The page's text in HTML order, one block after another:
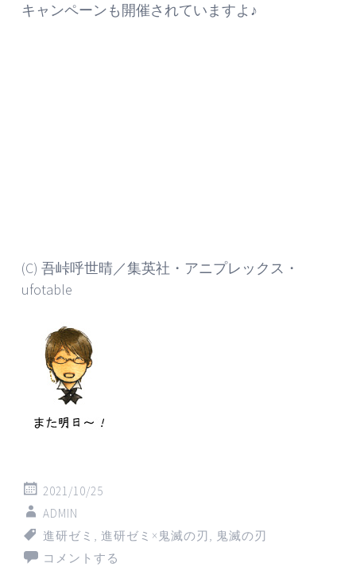
キャンペーンも開催されていますよ♪
(C) 吾峠呼世晴／集英社・アニプレックス・
ufotable
2021/10/25
ADMIN
進研ゼミ , 進研ゼミ×鬼滅の刃, 鬼滅の刃
コメントする